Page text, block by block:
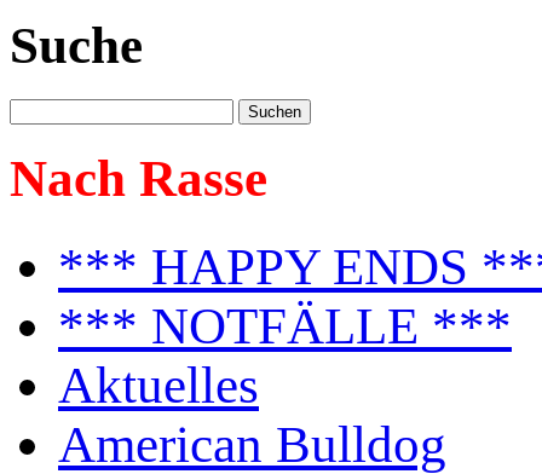
Suche
Nach Rasse
*** HAPPY ENDS
*** NOTFÄLLE ***
Aktuelles
American Bulldog